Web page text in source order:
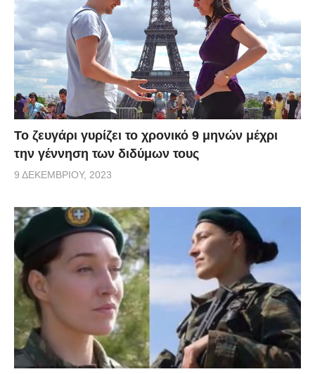
Το ζευγάρι γυρίζει το χρονικό 9 μηνών μέχρι
την γέννηση των διδύμων τους
9 ΔΕΚΕΜΒΡΊΟΥ, 2023